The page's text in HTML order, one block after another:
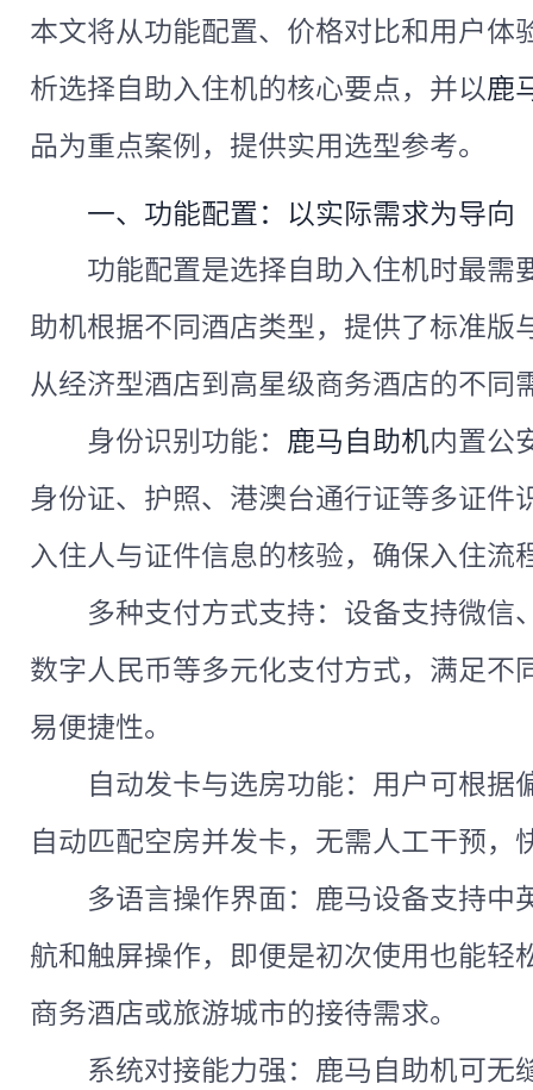
本文将从功能配置、价格对比和用户体
析选择自助入住机的核心要点，并以 鹿
品为重点案例，提供实用选型参考。
一、功能配置：以实际需求为导向
功能配置是选择自助入住机时最需
助机根据不同酒店类型，提供了标准版
从经济型酒店到高星级商务酒店的不同
身份识别功能： 鹿马自助机内置公
身份证、护照、港澳台通行证等多证件
入住人与证件信息的核验，确保入住流
多种支付方式支持：设备支持微信
数字人民币等多元化支付方式，满足不
易便捷性。
自动发卡与选房功能：用户可根据
自动匹配空房并发卡，无需人工干预，
多语言操作界面：鹿马设备支持中
航和触屏操作，即便是初次使用也能轻
商务酒店或旅游城市的接待需求。
系统对接能力强：鹿马自助机可无